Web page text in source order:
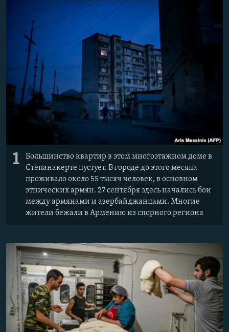
КРЫМ.НЕПОКОРЕННЫЙ
ELIFBE
УКРАИНСКАЯ ПРОБЛЕМА КРЫМА
Все сайты RFE/RL
1
Большинство квартир в этом многоэтажном доме в
Степанакерте пустует. В городе до этого месяца
проживало около 55 тысяч человек, в основном
этнических армян. 27 сентября здесь начались бои
между армянами и азербайджанцами. Многие
жители бежали в Армению из спорного региона